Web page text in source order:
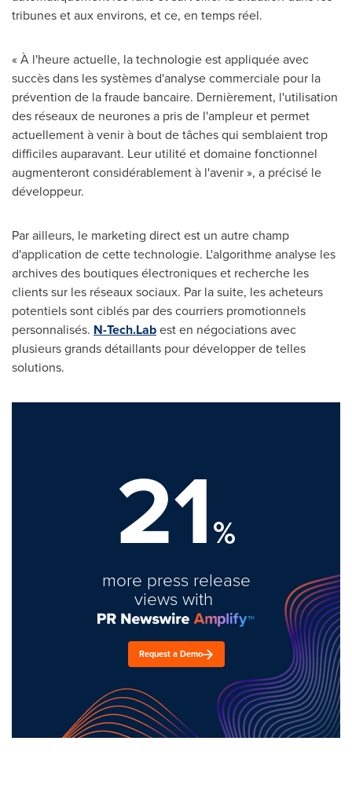
tribunes et aux environs, et ce, en temps réel.
« À l'heure actuelle, la technologie est appliquée avec
succès dans les systèmes d'analyse commerciale pour la
prévention de la fraude bancaire. Dernièrement, l'utilisation
des réseaux de neurones a pris de l'ampleur et permet
actuellement à venir à bout de tâches qui semblaient trop
difficiles auparavant. Leur utilité et domaine fonctionnel
augmenteront considérablement à l'avenir », a précisé le
développeur.
Par ailleurs, le marketing direct est un autre champ
d'application de cette technologie. L'algorithme analyse les
archives des boutiques électroniques et recherche les
clients sur les réseaux sociaux. Par la suite, les acheteurs
potentiels sont ciblés par des courriers promotionnels
personnalisés. N-Tech.Labest en négociations avec
plusieurs grands détaillants pour développer de telles
solutions.
21%
more press release
views with
Request a Demo